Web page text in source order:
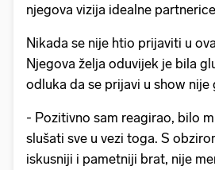
njegova vizija idealne
Nikada se nije htio prijaviti u
Njegova želja oduvijek je bila
odluka da se prijavi u show nije
- Pozitivno sam reagirao, bilo
slušati sve u vezi toga. S
iskusniji i pametniji brat, nije